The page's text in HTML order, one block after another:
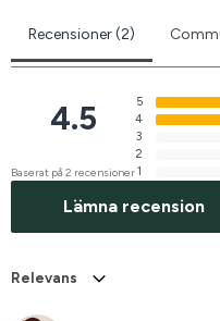
Recensioner (2)
4.5
Baserat på 2 recensioner
5
4
3
2
1
Lämna recension
Relevans